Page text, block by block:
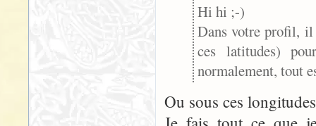
Hi hi ;-)
Dans votre profil, il
ces latitudes)
normalement, tout
Ou sous ces